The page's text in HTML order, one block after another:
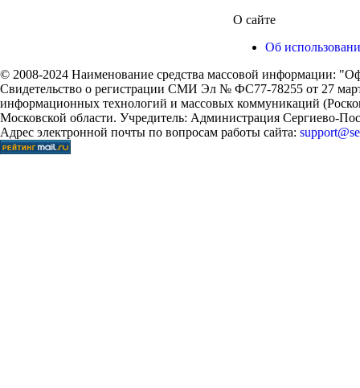
О сайте
Об
© 2008-2024 Наименование средства массовой информации:
Свидетельство о регистрации СМИ Эл № ФС77-78255 от 27
информационных технологий и массовых коммуникаций
Московской области. Учредитель: Администрация Сергиево-
Адрес электронной почты по вопросам работы сайта: